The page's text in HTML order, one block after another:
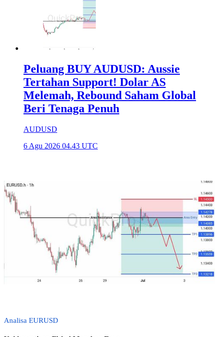
Peluang BUY AUDUSD: Aussie
Tertahan Support! Dolar AS
Melemah, Rebound Saham Global
Beri Tenaga Penuh
AUDUSD
6 Agu 2026 04.43 UTC
Analisa EURUSD